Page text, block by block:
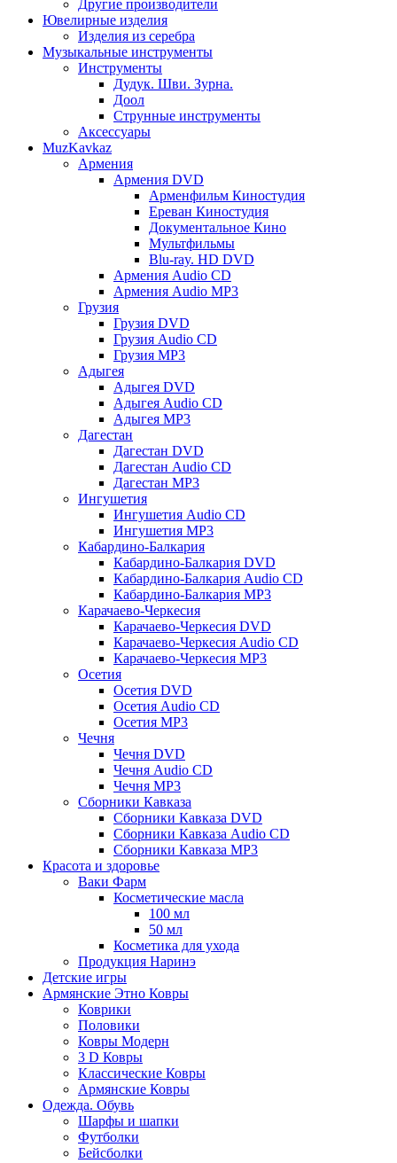
Другие производители
Ювелирные изделия
Изделия из серебра
Музыкальные инструменты
Инструменты
Дудук. Шви. Зурна.
Доол
Струнные инструменты
Аксессуары
MuzKavkaz
Армения
Армения DVD
Арменфильм Киностудия
Ереван Киностудия
Документальное Кино
Мультфильмы
Blu-ray. HD DVD
Армения Audio CD
Армения Audio MP3
Грузия
Грузия DVD
Грузия Audio CD
Грузия MP3
Адыгея
Адыгея DVD
Адыгея Audio CD
Адыгея MP3
Дагестан
Дагестан DVD
Дагестан Audio CD
Дагестан MP3
Ингушетия
Ингушетия Audio CD
Ингушетия MP3
Кабардино-Балкария
Кабардино-Балкария DVD
Кабардино-Балкария Audio CD
Кабардино-Балкария MP3
Карачаево-Черкесия
Карачаево-Черкесия DVD
Карачаево-Черкесия Audio CD
Карачаево-Черкесия MP3
Осетия
Осетия DVD
Осетия Audio CD
Осетия MP3
Чечня
Чечня DVD
Чечня Audio CD
Чечня MP3
Сборники Кавказа
Сборники Кавказа DVD
Сборники Кавказа Audio CD
Сборники Кавказа MP3
Красота и здоровье
Ваки Фарм
Косметические масла
100 мл
50 мл
Косметика для ухода
Продукция Наринэ
Детские игры
Армянские Этно Ковры
Коврики
Половики
Ковры Модерн
3 D Ковры
Классические Ковры
Армянские Ковры
Одежда. Обувь
Шарфы и шапки
Футболки
Бейсболки